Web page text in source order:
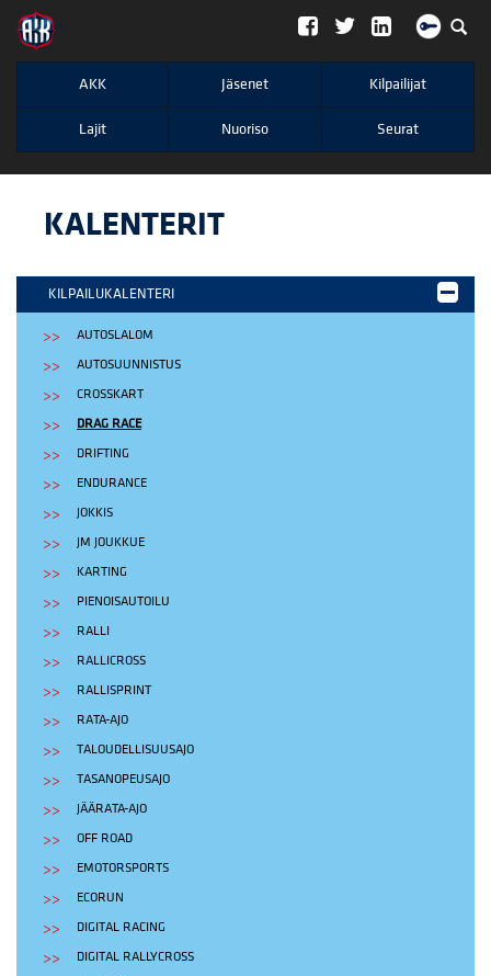
";
AKK Jäsenet Kilpailijat
Lajit Nuoriso Seurat
KALENTERIT
KILPAILUKALENTERI
AUTOSLALOM
AUTOSUUNNISTUS
CROSSKART
DRAG RACE
DRIFTING
ENDURANCE
JOKKIS
JM JOUKKUE
KARTING
PIENOISAUTOILU
RALLI
RALLICROSS
RALLISPRINT
RATA-AJO
TALOUDELLISUUSAJO
TASANOPEUSAJO
JÄÄRATA-AJO
OFF ROAD
EMOTORSPORTS
ECORUN
DIGITAL RACING
DIGITAL RALLYCROSS